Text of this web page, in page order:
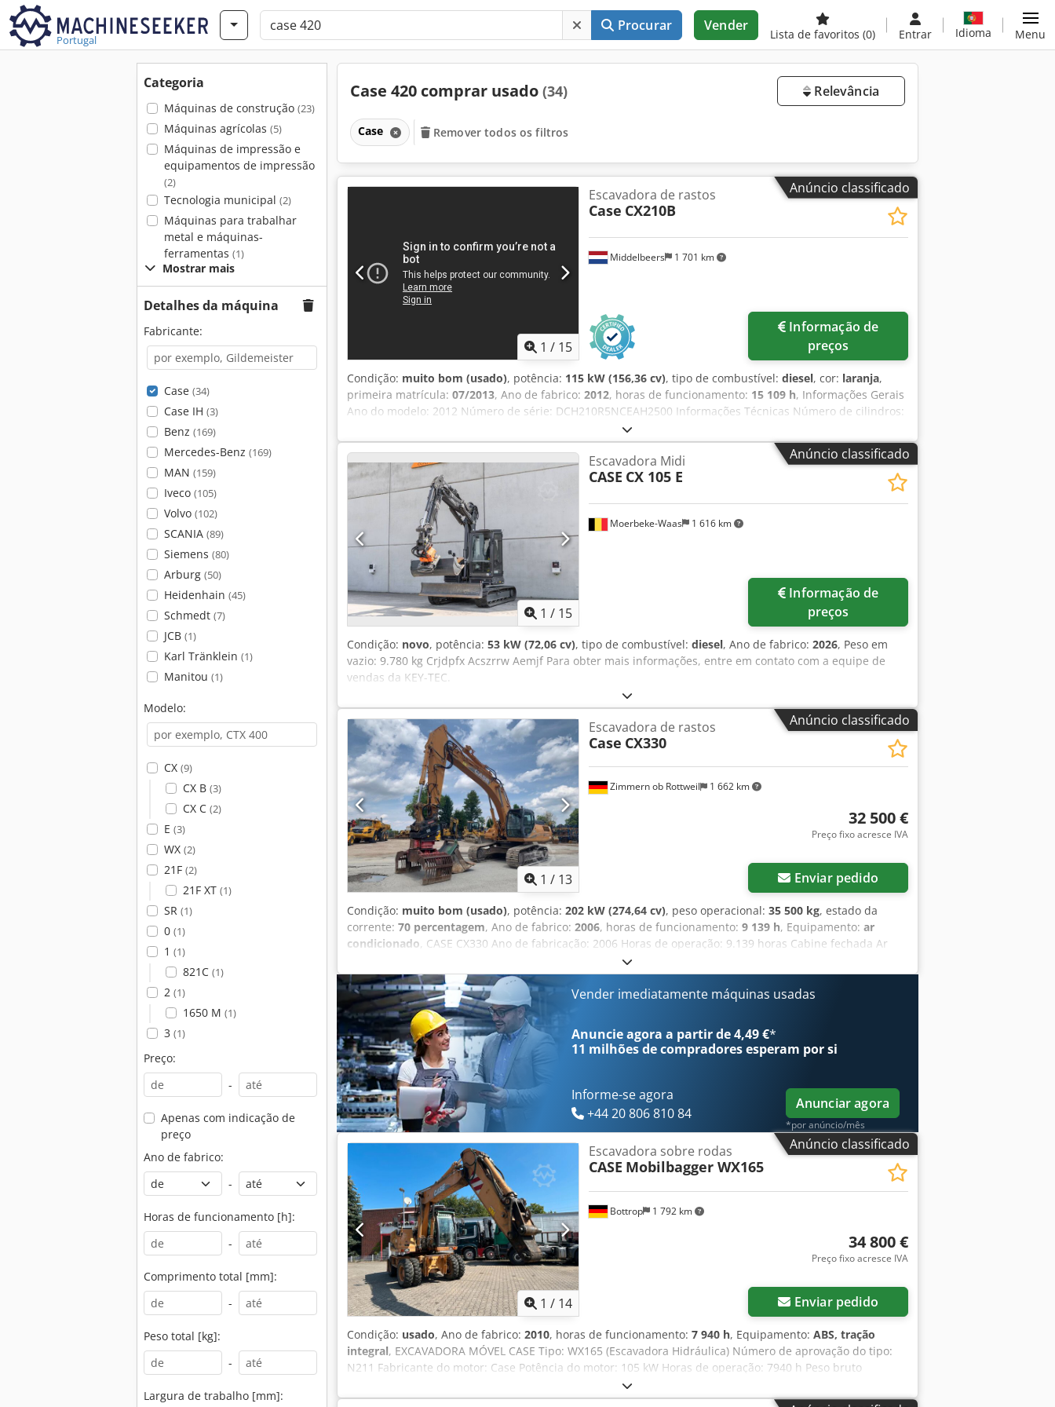
Portugal
Procurar Vender
Lista de favoritos (0) Entrar Idioma Menu
Categoria
Máquinas de construção (23)
Máquinas agrícolas (5)
Máquinas de impressão e
equipamentos de impressão
(2)
Tecnologia municipal (2)
Máquinas para trabalhar
metal e máquinas-
ferramentas (1)
Mostrar mais
Detalhes da máquina
Fabricante:
Case (34)
Case IH (3)
Benz (169)
Mercedes-Benz (169)
MAN (159)
Iveco (105)
Volvo (102)
SCANIA (89)
Siemens (80)
Arburg (50)
Heidenhain (45)
Schmedt (7)
JCB (1)
Karl Tränklein (1)
Manitou (1)
Modelo:
CX (9)
CX B (3)
CX C (2)
E (3)
WX (2)
21F (2)
21F XT (1)
SR (1)
0 (1)
1 (1)
821C (1)
2 (1)
1650 M (1)
3 (1)
Preço:
-
Apenas com indicação de
preço
Ano de fabrico:
-
Horas de funcionamento [h]:
-
Comprimento total [mm]:
-
Peso total [kg]:
-
Largura de trabalho [mm]:
Case 420 comprar usado (34) Relevância
Case Remover todos os filtros
Anúncio classificado
1 / 15
Middelbeers 1 701 km
Escavadora de rastos
Case CX210B
preços
Condição: muito bom (usado), potência: 115 kW (156,36 cv), tipo de combustível: diesel, cor: laranja,
primeira matrícula: 07/2013, Ano de fabrico: 2012, horas de funcionamento: 15 109 h, Informações Gerais
Ano do modelo: 2012 Número de série: DCH210R5NCEAH2500 Informações Técnicas Número de cilindros:
4 Crsdoy En Ndopfx Acmsf Peso próprio: 22.600 kg Funcional Largura de trabalho: 300 cm Certificação CE:
sim Estado Estado técnico: muito bom Estado visual: muito bom Informações Financeiras Preço: Sob
consulta Garantia Garantia: De primeira mão, histórico de manutenção completo, pronto para uso
imediato! - 80% do trem de rodas com correntes - Inclui 3 baldes: 1300 mm, 450 mm e 2000 mm para
limpeza de valas - Opcional com SISTEMA 3D TOPCON 2021
Anúncio classificado
1 / 15
Moerbeke-Waas 1 616 km
Escavadora Midi
CASE CX 105 E
preços
Condição: novo, potência: 53 kW (72,06 cv), tipo de combustível: diesel, Ano de fabrico: 2026, Peso em
vazio: 9.780 kg Crjdpfx Acszrrw Aemjf Para obter mais informações, entre em contato com a equipe de
vendas da KEY-TEC.
Anúncio classificado
1 / 13
Zimmern ob Rottweil 1 662 km
Escavadora de rastos
Case CX330
32 500 €
Preço fixo acresce IVA
Enviar pedido
Condição: muito bom (usado), potência: 202 kW (274,64 cv), peso operacional: 35 500 kg, estado da
corrente: 70 percentagem, Ano de fabrico: 2006, horas de funcionamento: 9 139 h, Equipamento: ar
condicionado, CASE CX330 Ano de fabricação: 2006 Horas de operação: 9.139 horas Cabine fechada Ar
condicionado Rádio Sistema de lubrificação central Braço padrão Lança: 3,30 m Instalação completa para
ferramentas (martelo, pinça, tesoura) Engate rápido OQ80 1 concha – 800 mm de largura 1 pinça –
funcional, necessita de reparação Conjunto de esteiras com aproximadamente 70% de vida útil restante
Placas de base com 600 mm de largura Motor Isuzu com 202 kW Certificação CE Dimensões para
transporte: 10,8 x 3 x 3,40 m Crjdszp Rm Ropfx Acmsf Peso operacional: 35,5 toneladas.
Vender imediatamente máquinas usadas
Anuncie agora a partir de 4,49 €*
11 milhões de compradoresesperam por si
Informe-se agora
+44 20 806 810 84
Anunciar agora
*por anúncio/mês
Anúncio classificado
1 / 14
Bottrop 1 792 km
Escavadora sobre rodas
CASE Mobilbagger WX165
34 800 €
Preço fixo acresce IVA
Enviar pedido
Condição: usado, Ano de fabrico: 2010, horas de funcionamento: 7 940 h, Equipamento: ABS, tração
integral, EXCAVADORA MÓVEL CASE Tipo: WX165 (Escavadora Hidráulica) Número de aprovação do tipo:
N211 Fabricante do motor: Case Potência do motor: 105 kW Horas de operação: 7940 h Peso bruto
autorizado: 18000 kg Comprimento para transporte: 8,19 m Largura para transporte: 1,91 m Altura para
transporte: 2,89 m Cor: Amarelo - Controlo por joystick - Lâmina de nivelamento Csdpfxezripcj Acmsrf -